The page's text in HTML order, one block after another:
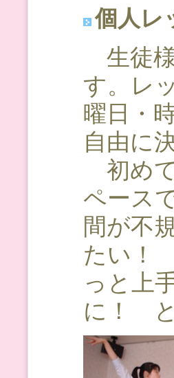
個人レ
生徒
す。レ
曜日・
自由に
初め
ペース
間が不
たい！
っと上
に！ と